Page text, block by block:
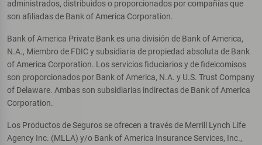
administrados, distribuidos o proporcionados por compañías que
son afiliadas de Bank of America Corporation.
Bank of America Private Bank es una división de Bank of America,
N.A., Miembro de FDIC y subsidiaria de propiedad absoluta de Bank
of America Corporation. Los servicios fiduciarios y de fideicomisos
son proporcionados por Bank of America, N.A. y U.S. Trust Company
of Delaware. Ambas son subsidiarias indirectas de Bank of America
Corporation.
Los Productos de Seguros se ofrecen a través de Merrill Lynch Life
Agency Inc. (MLLA) y/o Bank of America Insurance Services, Inc.,